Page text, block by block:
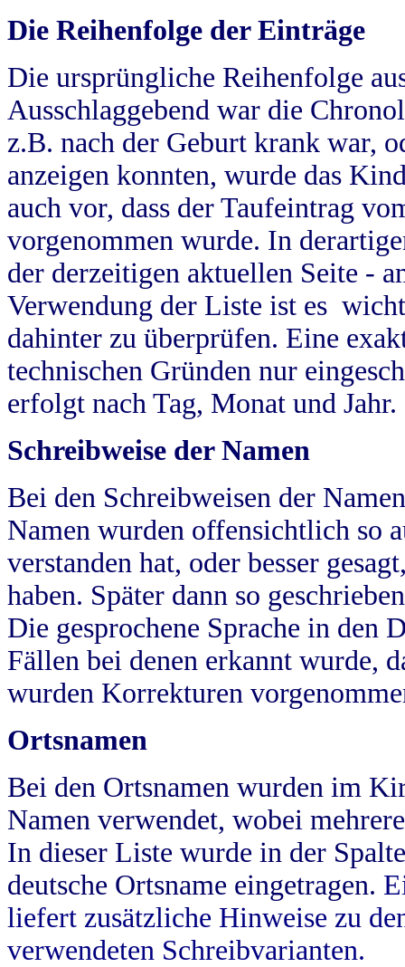
Die Reihenfolge der Einträge
Die ursprüngliche Reihenfolge
Ausschlaggebend war die
z.B. nach der Geburt krank war,
anzeigen konnten, wurde das
auch vor, dass der Taufeintrag
vorgenommen wurde. In
der derzeitigen aktuellen Seite -
Verwendung der Liste ist es
dahinter zu überprüfen. Eine
technischen Gründen nur
erfolgt nach Tag, Monat und Jahr.
Schreibweise der Namen
Bei den Schreibweisen der
Namen wurden offensichtlich so
verstanden hat, oder besser
haben. Später dann so
Die gesprochene Sprache in
Fällen bei denen erkannt wurde,
wurden Korrekturen
Ortsnamen
Bei den Ortsnamen wurden im
Namen verwendet, wobei
In dieser Liste wurde in der
deutsche Ortsname eingetragen.
liefert zusätzliche Hinweise zu
verwendeten Schreibvarianten.